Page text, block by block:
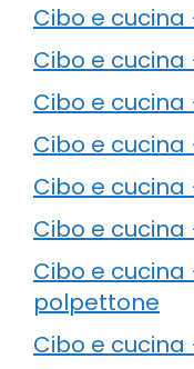
Cibo e cucina
Cibo e cucina
Cibo e
Cibo e
Cibo e
Cibo e
Cibo e
polpettone
Cibo e